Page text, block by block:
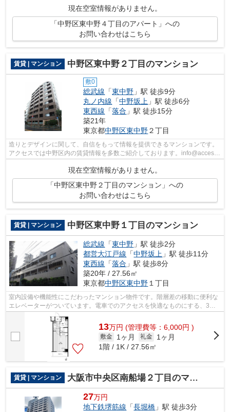
現在空室情報がありません。
「中野区東中野４丁目のアパート」への
お問い合わせはこちら
賃貸 | マンション 中野区東中野２丁目のマンション
敷0
総武線 「東中野 」駅 徒歩9分
丸ノ内線 「中野坂上 」駅 徒歩6分
東西線 「落合 」駅 徒歩15分
築21年
東京都中野区東中野２丁目
造りとデザインに関して、自信をもって情報を提供できるマンションです。
アクセスでは中野区内の賃貸情報を多数ご紹介しております。info@access-
japan.tokyoにてご要望やこだわりなど...
現在空室情報がありません。
「中野区東中野２丁目のマンション」への
お問い合わせはこちら
賃貸 | マンション 中野区東中野１丁目のマンション
総武線 「東中野 」駅 徒歩2分
都営大江戸線 「中野坂上 」駅 徒歩11分
東西線 「落合 」駅 徒歩8分
築20年 / 27.56㎡
東京都中野区東中野 １丁目
室内設備や機能性にこだわったマンション物件です。階層差の移動に便利な
エレベーターがついています。電車でのアクセスを快適なものにする、3駅4
路線利用可能な物件です。ごみ捨ての...
13万円 (管理費等：6,000円 )
敷金 1ヶ月 礼金
1ヶ月
1階 / 1K / 27.56㎡
賃貸 | マンション 大阪市中央区南船場２丁目のマンション
27万円
地下鉄堺筋線 「長堀橋 」駅 徒歩3分